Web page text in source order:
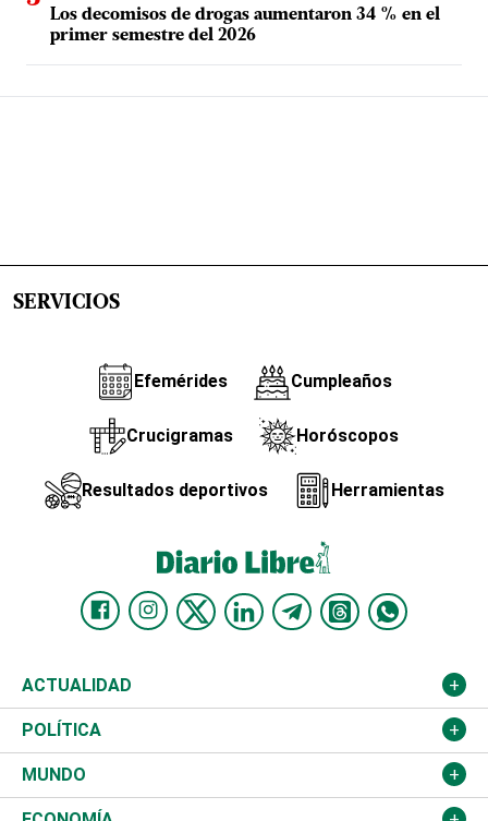
Los decomisos de drogas aumentaron 34 % en el
primer semestre del 2026
SERVICIOS
Efemérides Cumpleaños
Crucigramas Horóscopos
Resultados deportivos Herramientas
ACTUALIDAD
Nacional
Ciudad
POLÍTICA
Partidos
MUNDO